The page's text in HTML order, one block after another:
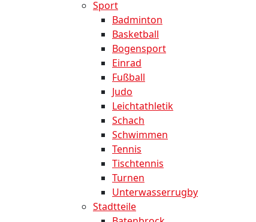
Sport
Badminton
Basketball
Bogensport
Einrad
Fußball
Judo
Leichtathletik
Schach
Schwimmen
Tennis
Tischtennis
Turnen
Unterwasserrugby
Stadtteile